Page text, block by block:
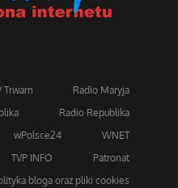
Trwam
Radio Maryja
Radio Republika
wPolsce24
WNET
TVP INFO
Patronat
bloga oraz pliki cookies